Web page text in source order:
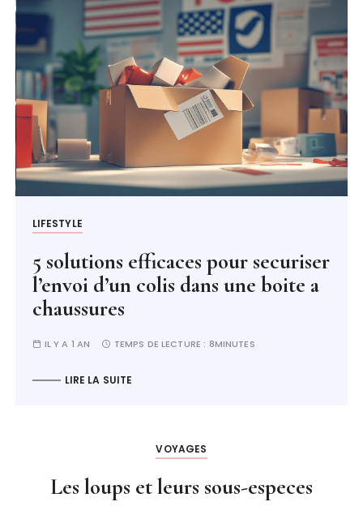
LIFESTYLE
5 solutions efficaces pour securiser
l’envoi d’un colis dans une boite a
chaussures
IL Y A 1 AN TEMPS DE LECTURE : 8MINUTES
LIRE LA SUITE
VOYAGES
Les loups et leurs sous-especes